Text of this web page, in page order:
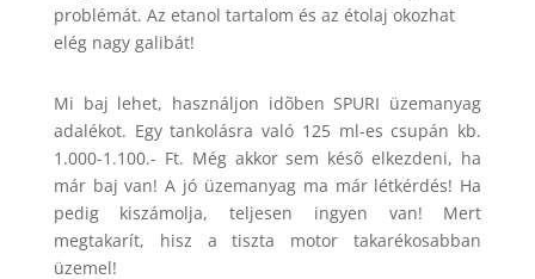
problémát. Az etanol tartalom és az étolaj okozhat
elég nagy galibát!
Mi baj lehet, használjon idõben SPURI üzemanyag
adalékot. Egy tankolásra való 125 ml-es csupán kb.
1.000-1.100.- Ft. Még akkor sem késõ elkezdeni, ha
már baj van! A jó üzemanyag ma már létkérdés! Ha
pedig kiszámolja, teljesen ingyen van! Mert
megtakarít, hisz a tiszta motor takarékosabban
üzemel!